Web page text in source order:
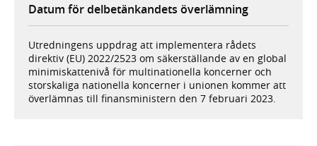
Datum för delbetänkandets överlämning
Utredningens uppdrag att implementera rådets
direktiv (EU) 2022/2523 om säkerställande av en global
minimiskattenivå för multinationella koncerner och
storskaliga nationella koncerner i unionen kommer att
överlämnas till finansministern den 7 februari 2023.